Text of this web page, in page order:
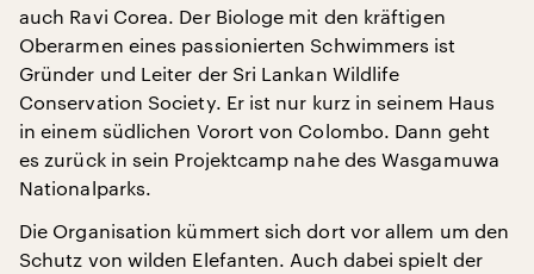
auch Ravi Corea. Der Biologe mit den kräftigen
Oberarmen eines passionierten Schwimmers ist
Gründer und Leiter der Sri Lankan Wildlife
Conservation Society. Er ist nur kurz in seinem Haus
in einem südlichen Vorort von Colombo. Dann geht
es zurück in sein Projektcamp nahe des Wasgamuwa
Nationalparks.
Die Organisation kümmert sich dort vor allem um den
Schutz von wilden Elefanten. Auch dabei spielt der